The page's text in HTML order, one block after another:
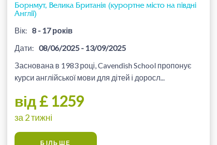
Борнмут, Велика Британія (курортне місто на півдні
Англії)
Вік: 8 - 17 років
Дати: 08/06/2025 - 13/09/2025
Заснована в 1983 році, Cavendish School пропонує
курси англійської мови для дітей і доросл...
від £ 1259
за 2 тижні
БІЛЬШЕ